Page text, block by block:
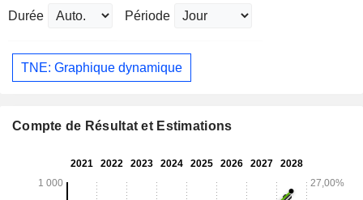
Durée Période
TNE: Graphique dynamique
Compte de Résultat et Estimations